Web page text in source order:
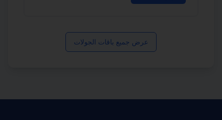
عرض جميع باقات الجولات